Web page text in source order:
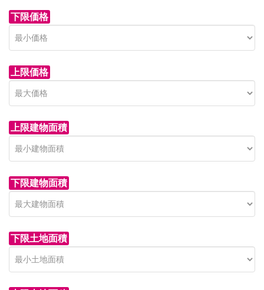
下限価格
上限価格
上限建物面積
下限建物面積
下限土地面積
青木新築分譲住宅
on call
Price on call
セン
850